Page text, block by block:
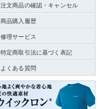
注文商品の確認・キャンセル
商品購入履歴
修理サービス
特定商取引法に基づく表記
よくある質問